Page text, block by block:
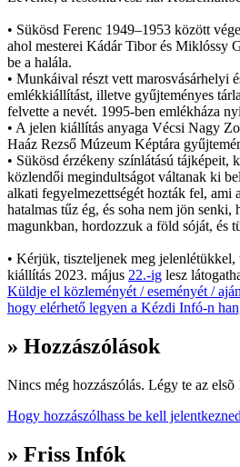
• Sükösd Ferenc 1949–1953 között
ahol mesterei Kádár Tibor és Miklóssy
be a halála.
• Munkáival részt vett marosvásárhelyi
emlékkiállítást, illetve gyűjteményes
felvette a nevét. 1995-ben emlékháza
• A jelen kiállítás anyaga Vécsi Nagy
Haáz Rezső Múzeum Képtára
• Sükösd érzékeny színlátású
közlendői megindultságot váltanak ki
alkati fegyelmezettségét hozták fel,
hatalmas tűz ég, és soha nem jön
magunkban, hordozzuk a föld sóját, és
• Kérjük, tiszteljenek meg
kiállítás 2023. május 22.-ig lesz
Küldje el közleményét / eseményét /
hogy elérhető legyen a Kézdi Infó-n
» Hozzászólások
Nincs még hozzászólás. Légy te az elsõ
Hogy hozzászólhass be kell
» Friss Infók